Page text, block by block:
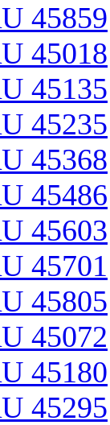
45859
45018
45135
45235
45368
45486
45603
45701
45805
45072
45180
45295